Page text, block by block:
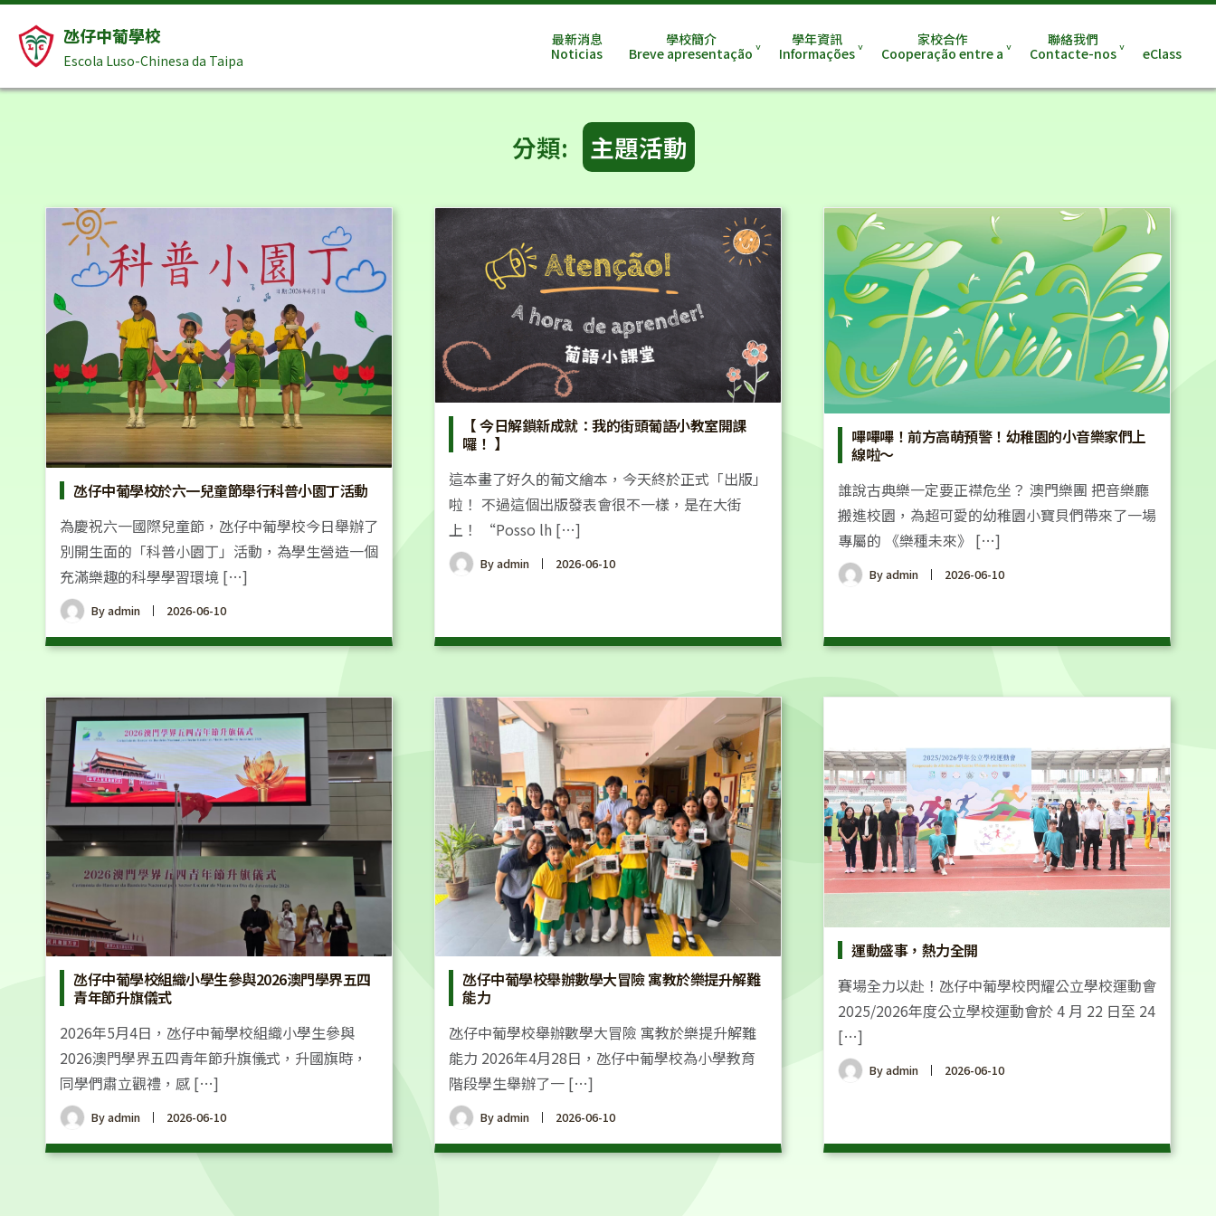
氹仔中葡學校
Escola Luso-Chinesa da Taipa
最新消息
Noticias
學校簡介
Breve apresentação
學年資訊
Informações
家校合作
Cooperação entre a
聯絡我們
Contacte-nos
eClass
分類: 主題活動
氹仔中葡學校於六一兒童節舉行科普小園丁活動
為慶祝六一國際兒童節，氹仔中葡學校今日舉辦了
別開生面的「科普小園丁」活動，為學生營造一個
充滿樂趣的科學學習環境 […]
Byadmin 2026-06-10
【 今日解鎖新成就：我的街頭葡語小教室開課
囉！ 】
這本畫了好久的葡文繪本，今天終於正式「出版」
啦！ 不過這個出版發表會很不一樣，是在大街
上！ “Posso lh […]
Byadmin 2026-06-10
嗶嗶嗶！前方高萌預警！幼稚園的小音樂家們上
線啦～
誰說古典樂一定要正襟危坐？ 澳門樂團 把音樂廳
搬進校園，為超可愛的幼稚園小寶貝們帶來了一場
專屬的 《樂種未來》 […]
Byadmin 2026-06-10
氹仔中葡學校組織小學生參與2026澳門學界五四
青年節升旗儀式
2026年5月4日，氹仔中葡學校組織小學生參與
2026澳門學界五四青年節升旗儀式，升國旗時，
同學們肅立觀禮，感 […]
Byadmin 2026-06-10
氹仔中葡學校舉辦數學大冒險 寓教於樂提升解難
能力
氹仔中葡學校舉辦數學大冒險 寓教於樂提升解難
能力 2026年4月28日，氹仔中葡學校為小學教育
階段學生舉辦了一 […]
Byadmin 2026-06-10
運動盛事，熱力全開
賽場全力以赴！氹仔中葡學校閃耀公立學校運動會
2025/2026年度公立學校運動會於 4 月 22 日至 24
[…]
Byadmin 2026-06-10